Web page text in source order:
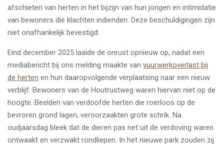
afschieten van herten in het bijzijn van hun jongen en intimidatie
van bewoners die klachten indienden. Deze beschuldigingen zijn
niet onafhankelijk bevestigd.
Eind december 2025 laaide de onrust opnieuw op, nadat een
mediabericht bij ons melding maakte van vuurwerkoverlast bij
de herten en hun daaropvolgende verplaatsing naar een nieuw
verblijf. Bewoners van de Houtrustweg waren hiervan niet op de
hoogte. Beelden van verdoofde herten die roerloos op de
bevroren grond lagen, veroorzaakten grote schrik. Na
oudjaarsdag bleek dat de dieren pas net uit de verdoving waren
ontwaakt en verzwakt rondliepen. In het nieuwe park zouden zij